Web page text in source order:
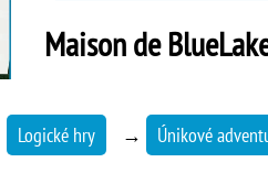
Maison de
Logické hry → Únikové